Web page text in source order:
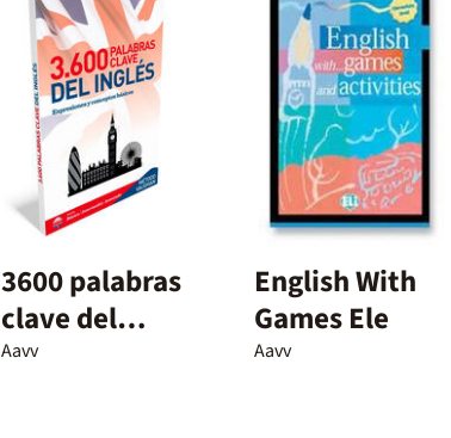
3600 palabras
clave del
inglés
Aavv
English With
Games Ele
Aavv